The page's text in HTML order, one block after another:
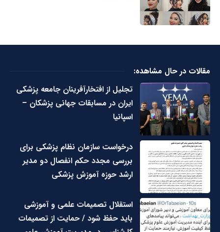
مقالات در حال مشاهده:
تجلیل از افتخارآفرینان جامعه پزشکی
ایران در مسابقات جهانی پزشکان –
اسپانیا
درخواست سازمان نظام پزشکی برای
بررسی مجدد حکم انفصال دو مدیر
ارشد حوزه آموزش پزشکی
استقلال تصمیمات علمی و آموزشی
باید حفظ شود / حمایت از تصمیمات